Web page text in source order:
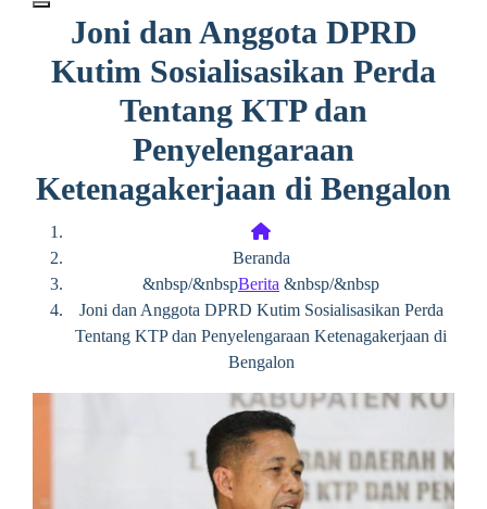
Joni dan Anggota DPRD
Kutim Sosialisasikan Perda
Tentang KTP dan
Penyelengaraan
Ketenagakerjaan di Bengalon
Beranda
&nbsp/&nbspBerita &nbsp/&nbsp
Joni dan Anggota DPRD Kutim Sosialisasikan Perda
Tentang KTP dan Penyelengaraan Ketenagakerjaan di
Bengalon